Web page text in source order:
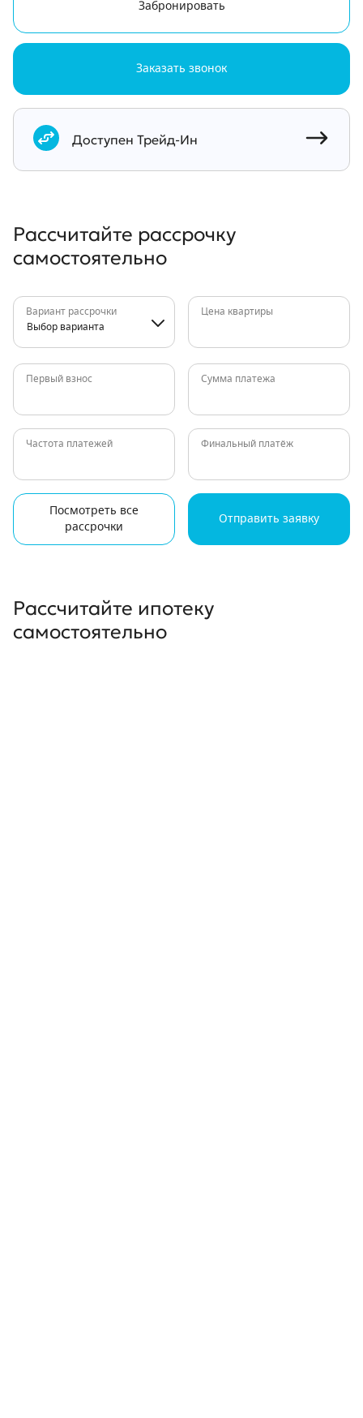
Забронировать
Заказать звонок
Документы
Доступен Трейд-Ин
Рассчитайте рассрочку
самостоятельно
Вариант рассрочки
Выбор варианта
Цена квартиры
Первый взнос Сумма платежа
Частота платежей Финальный платёж
Посмотреть все
рассрочки
Отправить заявку
Рассчитайте ипотеку
самостоятельно